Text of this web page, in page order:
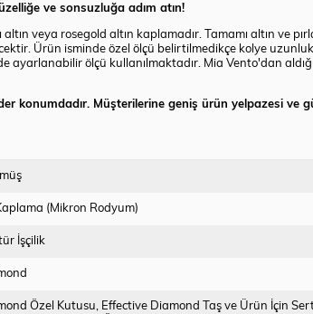
ve sonsuzluğa adım atın!
veya rosegold altın kaplamadır. Tamamı altın ve
Ürün isminde özel ölçü belirtilmedikçe kolye
ölçü kullanılmaktadır. Mia Vento'dan
konumdadır. Müşterilerine geniş ürün yelpazesi ve
(Mikron Rodyum)
İşçilik
Özel Kutusu Effective Diamond Taş ve Ürün İçin